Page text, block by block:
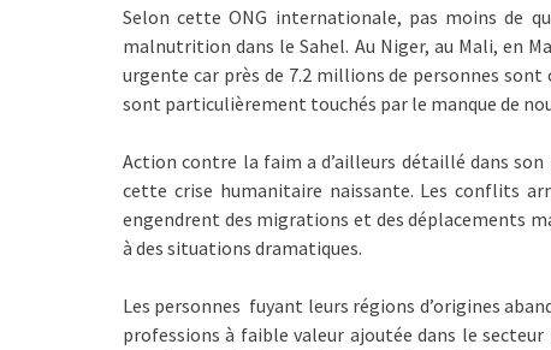
Selon cette ONG internationale, pas moins de
malnutrition dans le Sahel. Au Niger, au Mali, en
urgente car près de 7.2 millions de personnes
sont particulièrement touchés par le manque de
Action contre la faim a d’ailleurs détaillé dans
cette crise humanitaire naissante. Les conflits
engendrent des migrations et des déplacements
à des situations dramatiques.
Les personnes fuyant leurs régions d’origines
professions à faible valeur ajoutée dans le